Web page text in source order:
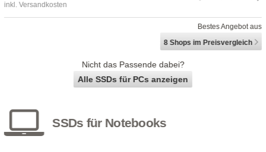
inkl. Versandkosten
Bestes Angebot aus
8 Shopsim Preisvergleich
Nicht das Passende dabei?
Alle SSDs für PCs anzeigen
SSDs für Notebooks